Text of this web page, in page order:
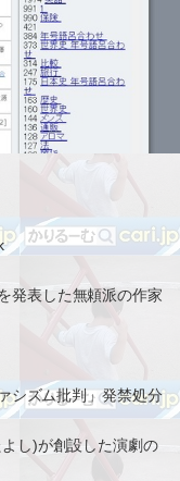
発表した無頼派の作家
シズム批判」発禁処分
し)が創設した演劇の